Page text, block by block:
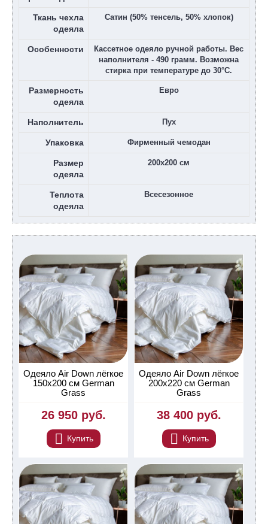
Ткань чехла
одеяла
Сатин (50% тенсель, 50% хлопок)
Особенности
Кассетное одеяло ручной работы. Вес
наполнителя - 490 грамм. Возможна
стирка при температуре до 30°С.
Размерность
одеяла
Евро
Наполнитель Пух
Упаковка Фирменный чемодан
Размер
одеяла
200х200 см
Теплота
одеяла
Всесезонное
Одеяло Air Down лёгкое
150х200 см German
Grass
26 950 руб.
Купить
Одеяло Air Down лёгкое
200х220 см German
Grass
38 400 руб.
Купить